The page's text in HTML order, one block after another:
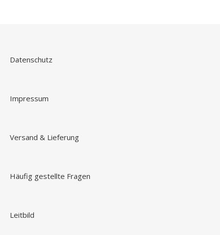
Datenschutz
Impressum
Versand & Lieferung
Häufig gestellte Fragen
Leitbild